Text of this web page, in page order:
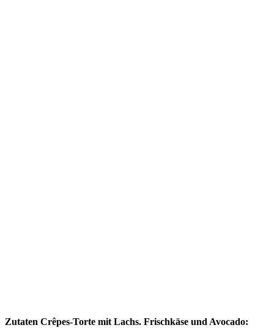
Zuta­ten Crê­pes-Tor­te mit Lachs. Frisch­kä­se und Avocado: